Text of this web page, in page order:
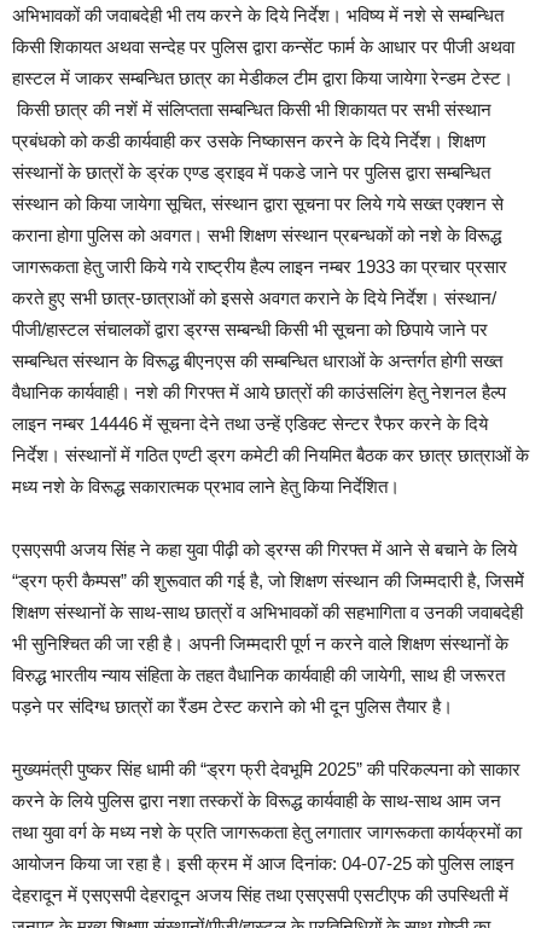
अभिभावकों की जवाबदेही भी तय करने के दिये निर्देश।‌ भविष्य में नशे से सम्बन्धित
किसी शिकायत अथवा सन्देह पर पुलिस द्वारा कन्सेंट फार्म के आधार पर पीजी अथवा
हास्टल में जाकर सम्बन्धित छात्र का मेडीकल टीम द्वारा किया जायेगा रेन्डम टेस्ट।
किसी छात्र की नशें में संलिप्तता सम्बन्धित किसी भी शिकायत पर सभी संस्थान
प्रबंधको को कडी कार्यवाही कर उसके निष्कासन करने के दिये निर्देश। शिक्षण
संस्थानों के छात्रों के ड्रंक एण्ड ड्राइव में पकडे जाने पर पुलिस द्वारा सम्बन्धित
संस्थान को किया जायेगा सूचित, संस्थान द्वारा सूचना पर लिये गये सख्त एक्शन से
कराना होगा पुलिस को अवगत। सभी शिक्षण संस्थान प्रबन्धकों को नशे के विरूद्ध
जागरूकता हेतु जारी किये गये राष्ट्रीय हैल्प लाइन नम्बर 1933 का प्रचार प्रसार
करते हुए सभी छात्र-छात्राओं को इससे अवगत कराने के दिये निर्देश। संस्थान/
पीजी/हास्टल संचालकों द्वारा ड्रग्स सम्बन्धी किसी भी सूचना को छिपाये जाने पर
सम्बन्धित संस्थान के विरूद्ध बीएनएस की सम्बन्धित धाराओं के अन्तर्गत होगी सख्त
वैधानिक कार्यवाही। नशे की गिरफ्त में आये छात्रों की काउंसलिंग हेतु नेशनल हैल्प
लाइन नम्बर 14446 में सूचना देने तथा उन्हें एडिक्ट सेन्टर रैफर करने के दिये
निर्देश। संस्थानों में गठित एण्टी ड्रग कमेटी की नियमित बैठक कर छात्र छात्राओं के
मध्य नशे के विरूद्ध सकारात्मक प्रभाव लाने हेतु किया निर्देशित।
एसएसपी अजय सिंह ने कहा युवा पीढ़ी को ड्रग्स की गिरफ्त में आने से बचाने के लिये
“ड्रग फ्री कैम्पस” की शुरूवात की गई है, जो शिक्षण संस्थान की जिम्मदारी है, जिसमेें
शिक्षण संस्थानों के साथ-साथ छात्रों व अभिभावकों की सहभागिता व उनकी जवाबदेही
भी सुनिश्चित की जा रही है। अपनी जिम्मदारी पूर्ण न करने वाले शिक्षण संस्थानों के
विरुद्ध भारतीय न्याय संहिता के तहत वैधानिक कार्यवाही की जायेगी, साथ ही जरूरत
पड़ने पर संदिग्ध छात्रों का रैंडम टेस्ट कराने को भी दून पुलिस तैयार है।‌
मुख्यमंत्री पुष्कर सिंह धामी की “ड्रग फ्री देवभूमि 2025” की परिकल्पना को साकार
करने के लिये पुलिस द्वारा नशा तस्करों के विरूद्ध कार्यवाही के साथ-साथ आम जन
तथा युवा वर्ग के मध्य नशे के प्रति जागरूकता हेतु लगातार जागरूकता कार्यक्रमों का
आयोजन किया जा रहा है। इसी क्रम में आज दिनांक: 04-07-25 को पुलिस लाइन
देहरादून में एसएसपी देहरादून अजय सिंह तथा एसएसपी एसटीएफ की उपस्थिती में